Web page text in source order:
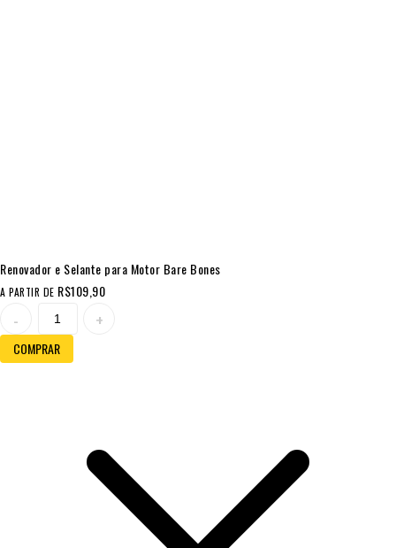
Renovador e Selante para Motor Bare Bones
A PARTIR DE R$109,90
COMPRAR